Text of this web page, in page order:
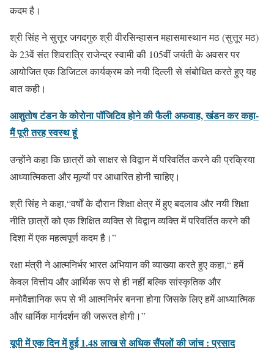
कदम है।
श्री सिंह ने सुत्तूर जगदगुरु श्री वीरसिन्हासन महासमास्थान मठ (सुत्तूर मठ)
के 23वें संत शिवरात्रि राजेन्द्र स्वामी की 105वीं जयंती के अवसर पर
आयोजित एक डिजिटल कार्यक्रम को नयी दिल्ली से संबोधित करते हुए यह
बात कही।
आशुतोष टंडन के कोरोना पॉजिटिव होने की फैली अफवाह, खंडन कर कहा-
मैं पूरी तरह स्वस्थ हूं
उन्होंने कहा कि छात्रों को साक्षर से विद्वान में परिवर्तित करने की प्रक्रिया
आध्यात्मिकता और मूल्यों पर आधारित होनी चाहिए।
श्री सिंह ने कहा,“वर्षों के दौरान शिक्षा क्षेत्र में हुए बदलाव और नयी शिक्षा
नीति छात्रों को एक शिक्षित व्यक्ति से विद्वान व्यक्ति में परिवर्तित करने की
दिशा में एक महत्वपूर्ण कदम है।”
रक्षा मंत्री ने आत्मनिर्भर भारत अभियान की व्याख्या करते हुए कहा,“ हमें
केवल वित्तीय और आर्थिक रूप से ही नहीं बल्कि सांस्कृतिक और
मनोवैज्ञानिक रूप से भी आत्मनिर्भर बनना होगा जिसके लिए हमें आध्यात्मिक
और धार्मिक मार्गदर्शन की जरूरत होगी।”
यूपी में एक दिन में हुई 1.48 लाख से अधिक सैंपलों की जांच : प्रसाद